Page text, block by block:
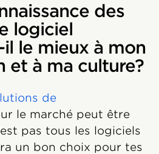
des
logiciel
le mieux à mon
et à ma culture?
de
le marché peut être
pas tous les logiciels
un bon choix pour tes